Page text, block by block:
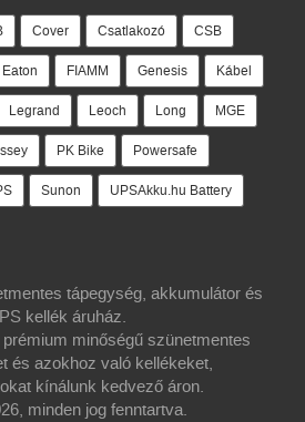
Cover Csatlakozó CSB
Eaton FIAMM Genesis Kábel
Legrand Leoch Long MGE
PK Bike Powersafe
Sunon UPSAkku.hu Battery
tápegység, akkumulátor és
kellék áruház.
minőségű szünetmentes
és azokhoz való kellékeket,
kínálunk kedvező áron.
minden jog fenntartva.